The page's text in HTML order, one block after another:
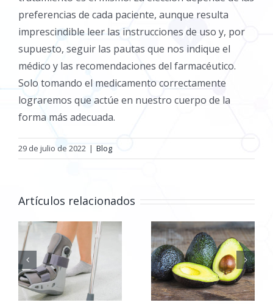
preferencias de cada paciente, aunque resulta
imprescindible leer las instrucciones de uso y, por
supuesto, seguir las pautas que nos indique el
médico y las recomendaciones del farmacéutico.
Solo tomando el medicamento correctamente
lograremos que actúe en nuestro cuerpo de la
forma más adecuada.
29 de julio de 2022 | Blog
Artículos relacionados
Los mejores
alimentos
para cuidar la
piel
Cuida tu piel
durante el
verano